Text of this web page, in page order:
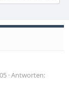
Antworten: